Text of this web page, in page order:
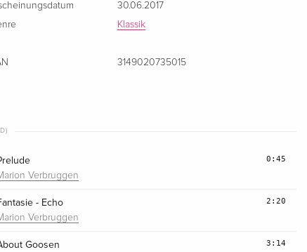
30.06.2017
Klassik
3149020735015
Verbruggen
0:45
- Echo
Verbruggen
2:20
Goosen 3:14